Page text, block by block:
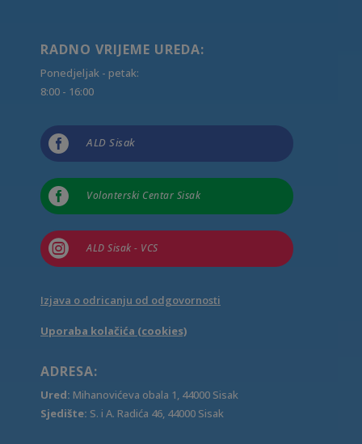
RADNO VRIJEME UREDA:
Ponedjeljak - petak:
8:00 - 16:00
 ALD Sisak
 Volonterski Centar Sisak
 ALD Sisak - VCS
Izjava o odricanju od odgovornosti
Uporaba kolačića (cookies)
ADRESA:
Ured: Mihanovićeva obala 1, 44000 Sisak
Sjedište: S. i A. Radića 46, 44000 Sisak